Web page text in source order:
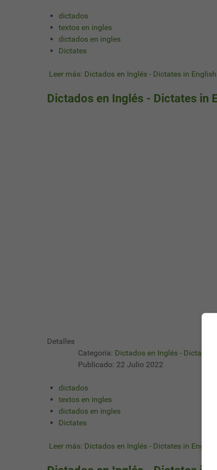
dictados
textos en ingles
dictados en ingles
Dictates
Leer más: Dictados en Inglés - Dictates in
Dictados en Inglés - Dictates in
Detalles
Categoría: Dictados en Inglés - Dictates
Publicado: 22 Julio 2022
dictados
textos en ingles
dictados en ingles
Dictates
Leer más: Dictados en Inglés - Dictates in